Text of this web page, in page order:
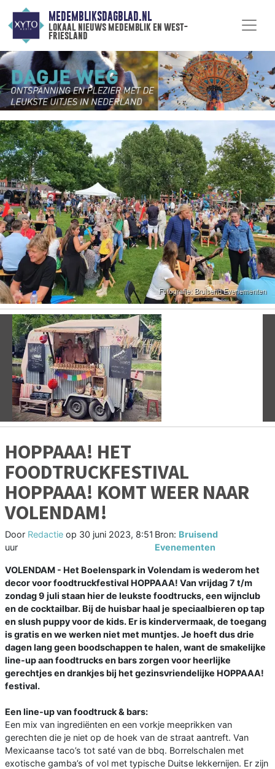
MEDEMBLIKSDAGBLAD.NL
lokaal nieuws medemblik en west-
friesland
Vorige
HOPPAAA! HET
FOODTRUCKFESTIVAL
HOPPAAA! KOMT WEER NAAR
VOLENDAM!
Door Redactie op 30 juni 2023, 8:51
uur
Bron: Bruisend
Evenementen
VOLENDAM - Het Boelenspark in Volendam is wederom het
decor voor foodtruckfestival HOPPAAA! Van vrijdag 7 t/m
zondag 9 juli staan hier de leukste foodtrucks, een wijnclub
en de cocktailbar. Bij de huisbar haal je speciaalbieren op tap
en slush puppy voor de kids. Er is kindervermaak, de toegang
is gratis en we werken niet met muntjes. Je hoeft dus drie
dagen lang geen boodschappen te halen, want de smakelijke
line-up aan foodtrucks en bars zorgen voor heerlijke
gerechtjes en drankjes bij het gezinsvriendelijke HOPPAAA!
festival.
Een line-up van foodtruck & bars:
Een mix van ingrediënten en een vorkje meeprikken van
gerechten die je niet op de hoek van de straat aantreft. Van
Mexicaanse taco’s tot saté van de bbq. Borrelschalen met
exotische gamba’s of vol met typische Duitse lekkernijen. Er zijn